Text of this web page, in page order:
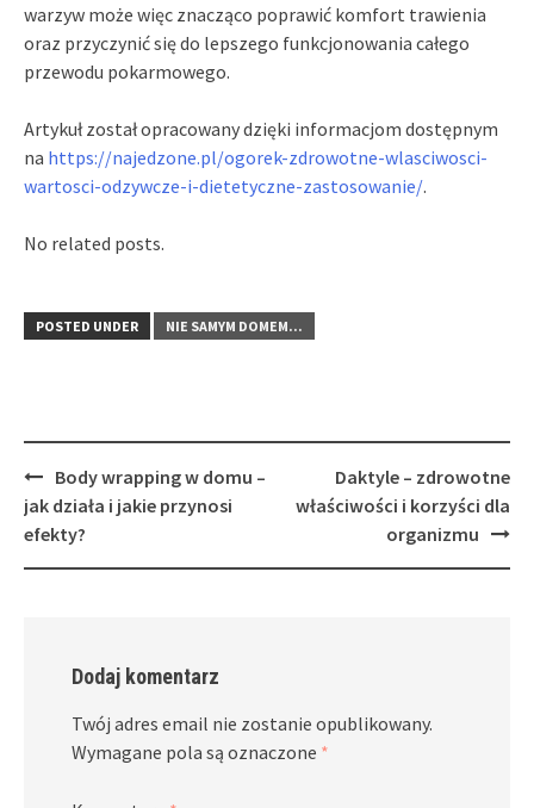
warzyw może więc znacząco poprawić komfort trawienia
oraz przyczynić się do lepszego funkcjonowania całego
przewodu pokarmowego.
Artykuł został opracowany dzięki informacjom dostępnym
na https://najedzone.pl/ogorek-zdrowotne-wlasciwosci-
wartosci-odzywcze-i-dietetyczne-zastosowanie/.
No related posts.
POSTED UNDER NIE SAMYM DOMEM...
Post
navigation
Body wrapping w domu –
jak działa i jakie przynosi
efekty?
Daktyle – zdrowotne
właściwości i korzyści dla
organizmu
Dodaj komentarz
Twój adres email nie zostanie opublikowany.
Wymagane pola są oznaczone *